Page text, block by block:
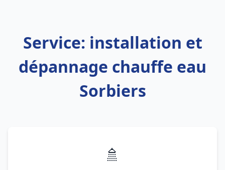
Service: installation et
dépannage chauffe eau
Sorbiers
🚿